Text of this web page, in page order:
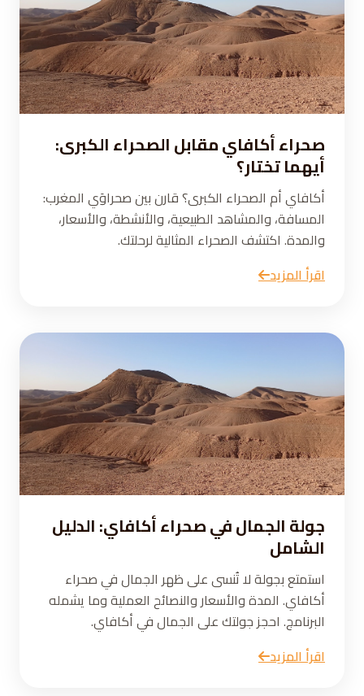
صحراء أكافاي مقابل الصحراء الكبرى:
أيهما تختار؟
أكافاي أم الصحراء الكبرى؟ قارن بين صحراوَي المغرب:
المسافة، والمشاهد الطبيعية، والأنشطة، والأسعار،
والمدة. اكتشف الصحراء المثالية لرحلتك.
اقرأ المزيد
جولة الجمال في صحراء أكافاي: الدليل
الشامل
استمتع بجولة لا تُنسى على ظهر الجمال في صحراء
أكافاي. المدة والأسعار والنصائح العملية وما يشمله
البرنامج. احجز جولتك على الجمال في أكافاي.
اقرأ المزيد